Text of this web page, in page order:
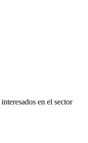
interesados en el sector